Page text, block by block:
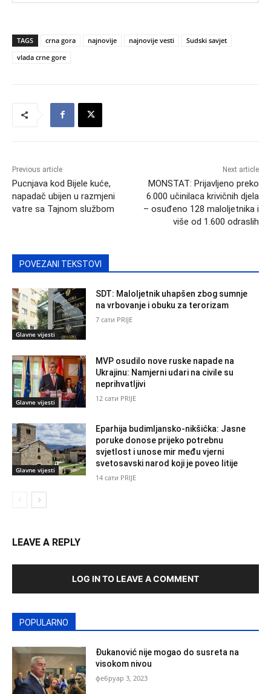
TAGS crna gora najnovije najnovije vesti
Sudski savjet
vlada crne gore
Previous article
Pucnjava kod Bijele kuće,
napadač ubijen u razmjeni
vatre sa Tajnom službom
Next article
MONSTAT: Prijavljeno preko
6.000 učinilaca krivičnih djela
– osuđeno 128 maloljetnika i
više od 1.600 odraslih
POVEZANI TEKSTOVI
Glavne vijesti
SDT: Maloljetnik uhapšen zbog sumnje
na vrbovanje i obuku za terorizam
7 сати PRIJE
Glavne vijesti
MVP osudilo nove ruske napade na
Ukrajinu: Namjerni udari na civile su
neprihvatljivi
12 сати PRIJE
Glavne vijesti
Eparhija budimljansko-nikšićka: Jasne
poruke donose prijeko potrebnu
svjetlost i unose mir među vjerni
svetosavski narod koji je poveo litije
14 сати PRIJE
LEAVE A REPLY
LOG IN TO LEAVE A COMMENT
POPULARNO
Đukanović nije mogao do susreta na
visokom nivou
фебруар 3, 2023